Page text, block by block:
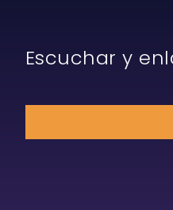
Escuchar y